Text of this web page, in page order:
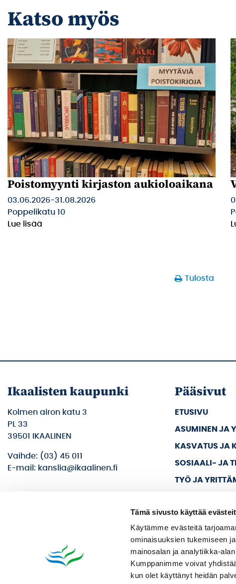
Tämä sivusto käyttää
Käytämme evästeitä
ominaisuuksien tukemiseen
mainosalan ja analytiikka-
Kumppanimme voivat
kun olet käyttänyt heidän
Katso myös
Poistomyynti kirjaston aukioloaikana
03.06.2026-31.08.2026
Poppelikatu 10
Lue lisää
Tulosta
Ikaalisten kaupunki
Kolmen airon katu 3
PL 33
39501 IKAALINEN
Vaihde: (03) 45 011
E-mail: kanslia@ikaalinen.fi
Pääsivut
ETUSIVU
ASUMINEN JA
KASVATUS JA
SOSIAALI- JA
TYÖ JA
KAUPUNKI JA